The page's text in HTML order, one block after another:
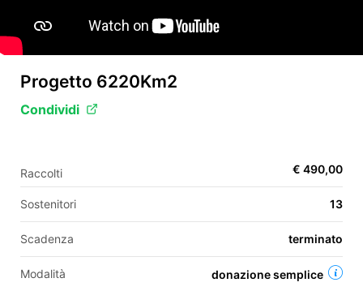
IT
EN
ES
Progetto 6220Km2
Condividi
Raccolti € 490,00
Sostenitori 13
Scadenza terminato
Modalità donazione semplice